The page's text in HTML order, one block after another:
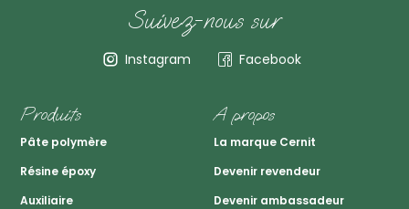
Suivez-nous sur
Instagram Facebook
Produits
Pâte polymère
Résine époxy
Auxiliaire
A propos
La marque Cernit
Devenir revendeur
Devenir ambassadeur